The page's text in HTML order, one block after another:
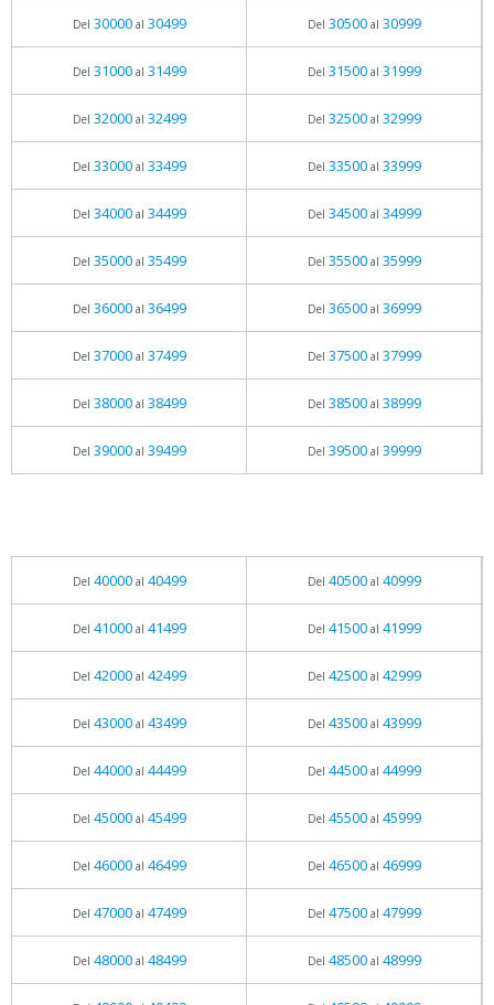
Del 30000al 30499 Del 30500al 30999
Del 31000al 31499 Del 31500al 31999
Del 32000al 32499 Del 32500al 32999
Del 33000al 33499 Del 33500al 33999
Del 34000al 34499 Del 34500al 34999
Del 35000al 35499 Del 35500al 35999
Del 36000al 36499 Del 36500al 36999
Del 37000al 37499 Del 37500al 37999
Del 38000al 38499 Del 38500al 38999
Del 39000al 39499 Del 39500al 39999
Del 40000al 40499 Del 40500al 40999
Del 41000al 41499 Del 41500al 41999
Del 42000al 42499 Del 42500al 42999
Del 43000al 43499 Del 43500al 43999
Del 44000al 44499 Del 44500al 44999
Del 45000al 45499 Del 45500al 45999
Del 46000al 46499 Del 46500al 46999
Del 47000al 47499 Del 47500al 47999
Del 48000al 48499 Del 48500al 48999